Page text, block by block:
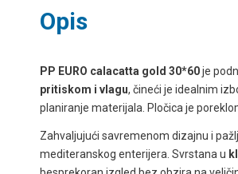
Opis
PP EURO calacatta gold 30*60je
pritiskom i vlagu, čineći je idealnim
planiranje materijala. Pločica je
Zahvaljujući savremenom dizajnu i
mediteranskog enterijera. Svrstana u